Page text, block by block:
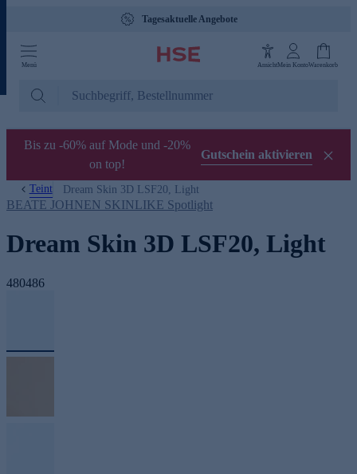
Tagesaktuelle Angebote
Menü AnsichtMein KontoWarenkorb
Bis zu -60% auf Mode und -20%
on top!
Gutschein aktivieren
Teint Dream Skin 3D LSF20, Light
BEATE JOHNEN SKINLIKE Spotlight
Dream Skin 3D LSF20, Light
480486